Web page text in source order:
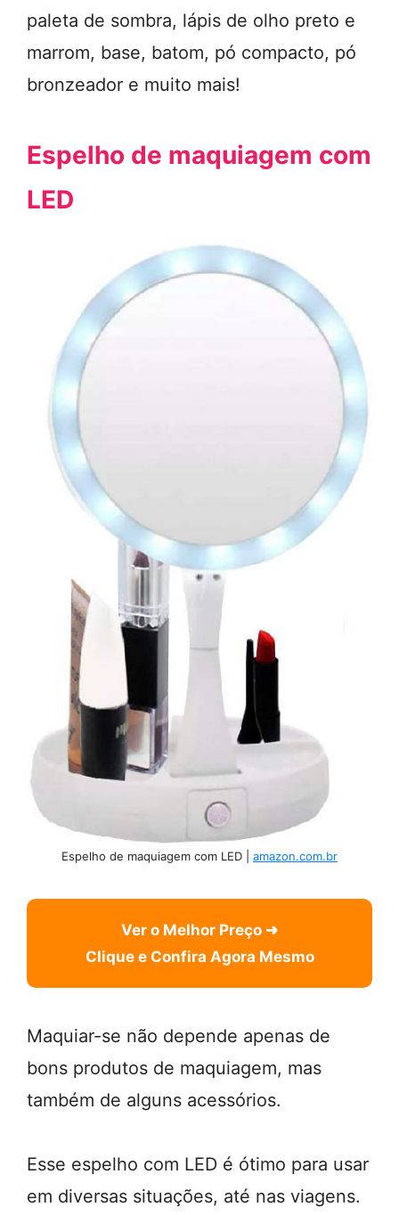
paleta de sombra, lápis de olho preto e
marrom, base, batom, pó compacto, pó
bronzeador e muito mais!
Espelho de maquiagem com
LED
Espelho de maquiagem com LED | amazon.com.br
Ver o Melhor Preço ➜
Clique e Confira Agora Mesmo
Maquiar-se não depende apenas de
bons produtos de maquiagem, mas
também de alguns acessórios.
Esse espelho com LED é ótimo para usar
em diversas situações, até nas viagens.